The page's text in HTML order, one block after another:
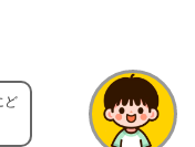
ど